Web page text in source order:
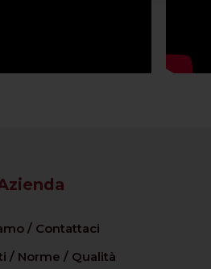
/ Contattaci
/ Norme / Qualità